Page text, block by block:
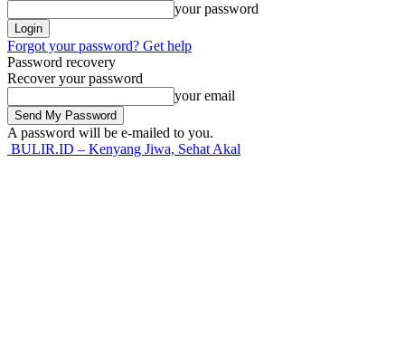
your password
Forgot your password? Get help
Password recovery
Recover your password
your email
A password will be e-mailed to you.
BULIR.ID – Kenyang Jiwa, Sehat Akal